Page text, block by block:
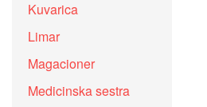
Kuvarica
Limar
Magacioner
Medicinska sestra